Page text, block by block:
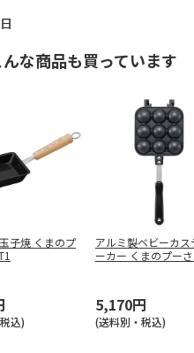
な商品も買っています
子焼 くまのプ
込)
アルミ製ベビーカス
ーカー くまのプー
5,170円
(送料別・税込)